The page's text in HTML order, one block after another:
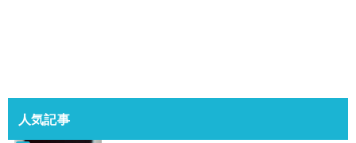
人気記事